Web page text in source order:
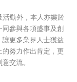
活動外，本人亦樂於
參與各項盛事及創
更多業界人士獲益
努力作出肯定，更
交流。